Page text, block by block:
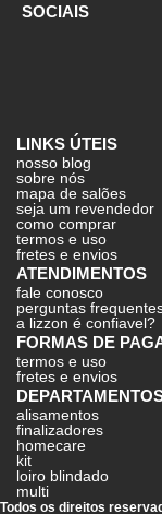
SOCIAIS
LINKS ÚTEIS
nosso blog
sobre nós
mapa de salões
seja um revendedor
como comprar
termos e uso
fretes e envios
ATENDIMENTOS
fale conosco
perguntas
a lizzon é confiavel?
FORMAS DE
termos e uso
fretes e envios
alisamentos
finalizadores
homecare
kit
loiro blindado
multi
Todos os direitos